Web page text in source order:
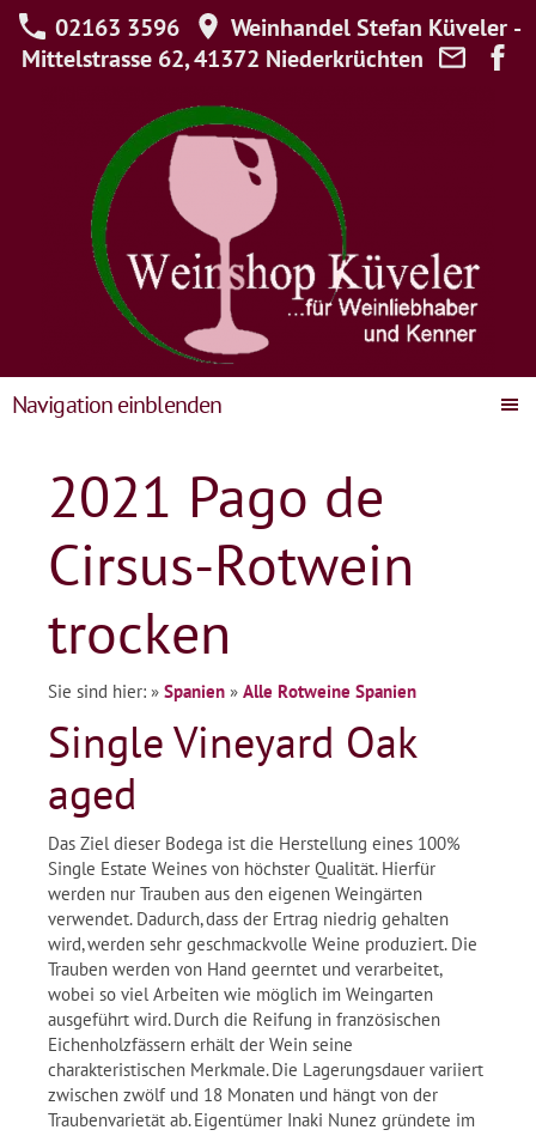
02163 3596
Weinhandel Stefan Küveler -
Mittelstrasse 62, 41372 Niederkrüchten
Navigation einblenden
2021 Pago de
Cirsus-Rotwein
trocken
Sie sind hier: » Spanien » Alle Rotweine Spanien
Single Vineyard Oak
aged
Das Ziel dieser Bodega ist die Herstellung eines 100%
Single Estate Weines von höchster Qualität. Hierfür
werden nur Trauben aus den eigenen Weingärten
verwendet. Dadurch, dass der Ertrag niedrig gehalten
wird, werden sehr geschmackvolle Weine produziert. Die
Trauben werden von Hand geerntet und verarbeitet,
wobei so viel Arbeiten wie möglich im Weingarten
ausgeführt wird. Durch die Reifung in französischen
Eichenholzfässern erhält der Wein seine
charakteristischen Merkmale. Die Lagerungsdauer variiert
zwischen zwölf und 18 Monaten und hängt von der
Traubenvarietät ab. Eigentümer Inaki Nunez gründete im